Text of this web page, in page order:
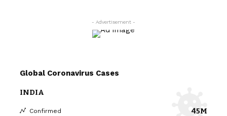
- Advertisement -
Global Coronavirus Cases
INDIA
Confirmed 45M